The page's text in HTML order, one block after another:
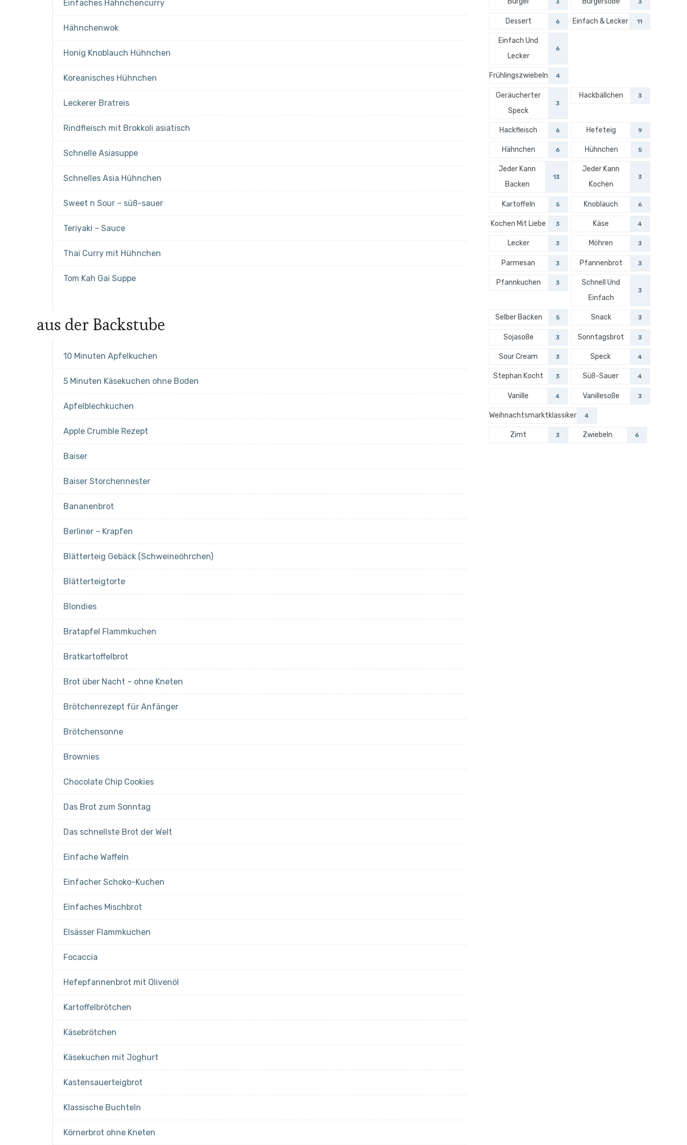
Einfaches Hähnchencurry
Hähnchenwok
Honig Knoblauch Hühnchen
Koreanisches Hühnchen
Leckerer Bratreis
Rindfleisch mit Brokkoli asiatisch
Schnelle Asiasuppe
Schnelles Asia Hühnchen
Sweet n Sour – süß-sauer
Teriyaki – Sauce
Thai Curry mit Hühnchen
Tom Kah Gai Suppe
aus der Backstube
10 Minuten Apfelkuchen
5 Minuten Käsekuchen ohne Boden
Apfelblechkuchen
Apple Crumble Rezept
Baiser
Baiser Storchennester
Bananenbrot
Berliner – Krapfen
Blätterteig Gebäck (Schweineöhrchen)
Blätterteigtorte
Blondies
Bratapfel Flammkuchen
Bratkartoffelbrot
Brot über Nacht – ohne Kneten
Brötchenrezept für Anfänger
Brötchensonne
Brownies
Chocolate Chip Cookies
Das Brot zum Sonntag
Das schnellste Brot der Welt
Einfache Waffeln
Einfacher Schoko-Kuchen
Einfaches Mischbrot
Elsässer Flammkuchen
Focaccia
Hefepfannenbrot mit Olivenöl
Kartoffelbrötchen
Käsebrötchen
Käsekuchen mit Joghurt
Kastensauerteigbrot
Klassische Buchteln
Körnerbrot ohne Kneten
3 3
Dessert 6 Einfach & Lecker 11
Einfach Und
Lecker
6
Frühlingszwiebeln 4
Geräucherter
Speck
3
Hackbällchen 3
Hackfleisch 6 Hefeteig 9
Hähnchen 6 Hühnchen 5
Jeder Kann
Backen
13
Jeder Kann
Kochen
3
Kartoffeln 5 Knoblauch 6
Kochen Mit Liebe 3 Käse 4
Lecker 3 Möhren 3
Parmesan 3 Pfannenbrot 3
Pfannkuchen 3
Schnell Und
Einfach
3
Selber Backen 5 Snack 3
Sojasoße 3 Sonntagsbrot 3
Sour Cream 3 Speck 4
Stephan Kocht 3 Süß-Sauer 4
Vanille 4 Vanillesoße 3
Weihnachtsmarktklassiker 4
Zimt 3 Zwiebeln 6